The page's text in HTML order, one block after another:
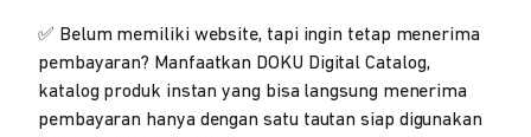
✅ Belum memiliki website, tapi ingin tetap menerima
pembayaran? Manfaatkan DOKU Digital Catalog,
katalog produk instan yang bisa langsung menerima
pembayaran hanya dengan satu tautan siap digunakan